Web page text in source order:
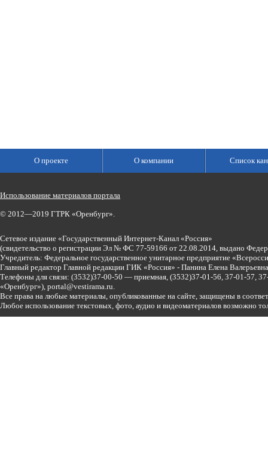
О проекте О компании Список
Использование материалов портала
© 2012—2019 ГТРК «Оренбург».
Сетевое издание «Государственный Интернет-Канал «Россия»
(свидетельство о регистрации Эл № ФС 77-59166 от 22.08.2014, выдано
Учредитель: Федеральное государственное унитарное предприятие
Главный редактор Главной редакции ГИК «Россия» - Панина Елена
Телефоны для связи: (3532)37-00-50 — приемная, (3532)37-01-56, 37-01-57,
«Оренбург»), portal@vestirama.ru.
Все права на любые материалы, опубликованные на сайте, защищены в
Любое использование текстовых, фото, аудио и видеоматериалов возможно